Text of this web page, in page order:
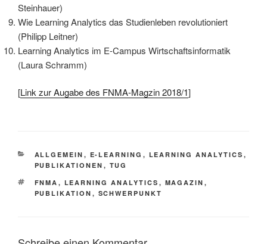
Steinhauer)
Wie Learning Analytics das Studienleben revolutioniert
(Philipp Leitner)
Learning Analytics im E-Campus Wirtschaftsinformatik
(Laura Schramm)
[Link zur Augabe des FNMA-Magzin 2018/1]
KATEGORIEN
ALLGEMEIN , E-LEARNING , LEARNING ANALYTICS ,
PUBLIKATIONEN , TUG
SCHLAGWÖRTER
FNMA , LEARNING ANALYTICS , MAGAZIN ,
PUBLIKATION , SCHWERPUNKT